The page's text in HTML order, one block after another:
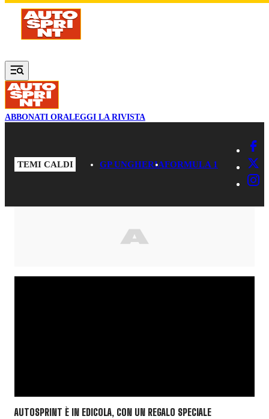
Vai al contenuto principale
ABBONATI ORALEGGI LA RIVISTA
TEMI CALDI GP UNGHERIAFORMULA 1
AUTOSPRINT È IN EDICOLA, CON UN REGALO SPECIALE